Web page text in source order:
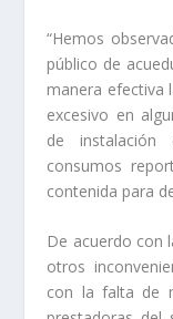
“Hemos
público de
manera efectiva
excesivo en
de
consumos
contenida para
De acuerdo con
otros
con la falta de